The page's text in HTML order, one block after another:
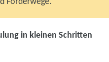
Umschulung
in kleinen Schritten